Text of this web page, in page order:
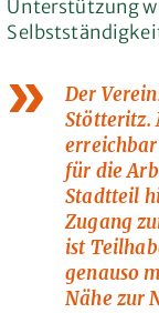
Unterstützung
Der
Stötteritz.
für die
Stadtteil
Zugang
ist
genauso
Nähe zur